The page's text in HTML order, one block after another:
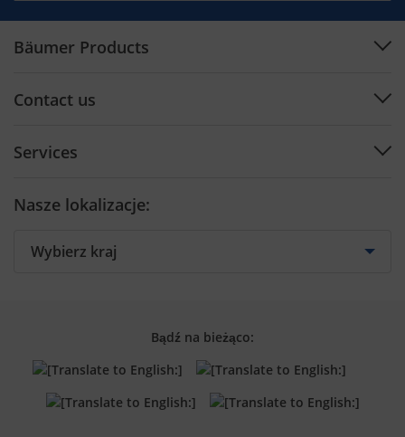
Bäumer Products
Software
Contact us
Contact form
Services
Spare parts
Nasze lokalizacje:
Bądź na bieżąco: